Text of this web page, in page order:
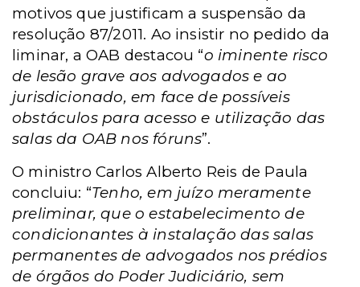
motivos que justificam a suspensão da
resolução 87/2011. Ao insistir no pedido da
liminar, a OAB destacou “o iminente risco
de lesão grave aos advogados e ao
jurisdicionado, em face de possíveis
obstáculos para acesso e utilização das
salas da OAB nos fóruns”.
O ministro Carlos Alberto Reis de Paula
concluiu: “Tenho, em juízo meramente
preliminar, que o estabelecimento de
condicionantes à instalação das salas
permanentes de advogados nos prédios
de órgãos do Poder Judiciário, sem